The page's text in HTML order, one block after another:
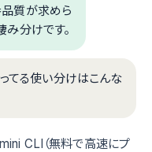
質が求めら
分けです。
てる使い分けはこんな
CLI（無料で高速にプ